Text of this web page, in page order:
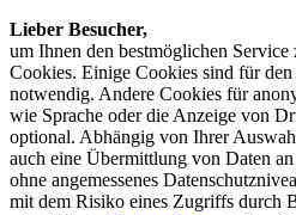
Lieber Besucher,
um Ihnen den best­möglichen
Cookies. Einige Cookies sind für
notwendig. Andere Cookies für
wie Sprache oder die Anzeige von
optional. Abhängig von Ihrer
auch eine Übermittlung von Daten
ohne angemessenes
mit dem Risiko eines Zugriffs durch